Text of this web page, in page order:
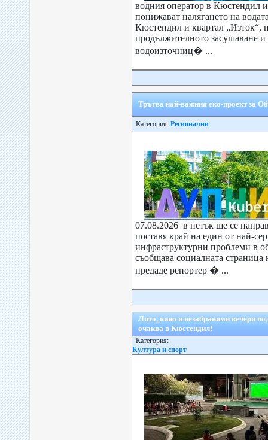
водния оператор в Кюстендил
понижават налягането на
Кюстендил и квартал „Изток“,
продължителното засушаване
водоизточниц� ...
Тръгва най-важния еко-проект за
Категория: Регионални
07.08.2026 в петък ще се
поставя край на един от най-
инфраструктурни проблеми в
съобщава социалната
предаде репортер � ...
Лято, кино и незабравими вечери
очаква в Кюстендил!
Категория:
Култура и спорт